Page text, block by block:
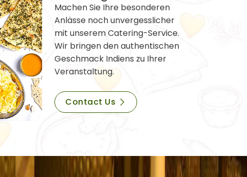
Machen Sie Ihre besonderen
Anlässe noch unvergesslicher
mit unserem Catering-Service.
Wir bringen den authentischen
Geschmack Indiens zu Ihrer
Veranstaltung.
Contact Us